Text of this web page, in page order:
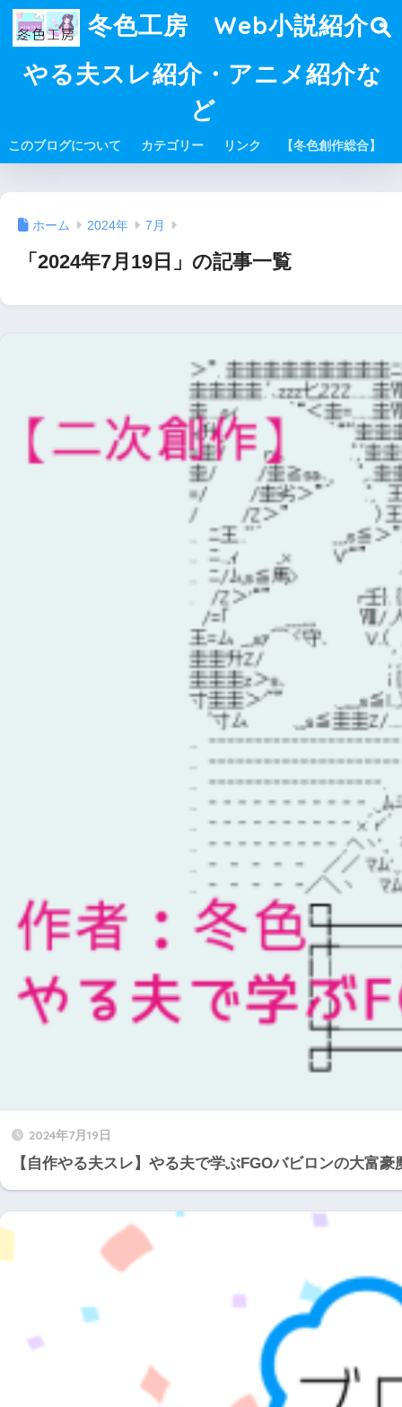
冬色工房 Web小説紹介・
やる夫スレ紹介・アニメ紹介な
ど
このブログについて カテゴリー リンク 【冬色創作総合】
ホーム 2024年 7月
「2024年7月19日」の記事一覧
2024年7月19日
【自作やる夫スレ】やる夫で学ぶFGOバビロンの大富